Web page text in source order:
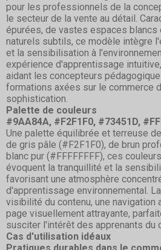
pour les professionnels de la
le secteur de la vente au détail.
épurées, de vastes espaces
naturels subtils, ce modèle intègre
et la sensibilisation à
expérience d'apprentissage
aidant les concepteurs
formations axées sur le commerce
sophistication.
Palette de couleurs
#9AA84A, #F2F1F0, #73451D,
Une palette équilibrée et terreuse
de gris pâle (#F2F1F0), de brun
blanc pur (#FFFFFFFF), ces
évoquent la tranquillité et la
favorisant une atmosphère
d'apprentissage environnemental.
visibilité du contenu, une navigation
page visuellement attrayante,
susciter l'intérêt des apprenants du
Cas d'utilisation idéaux